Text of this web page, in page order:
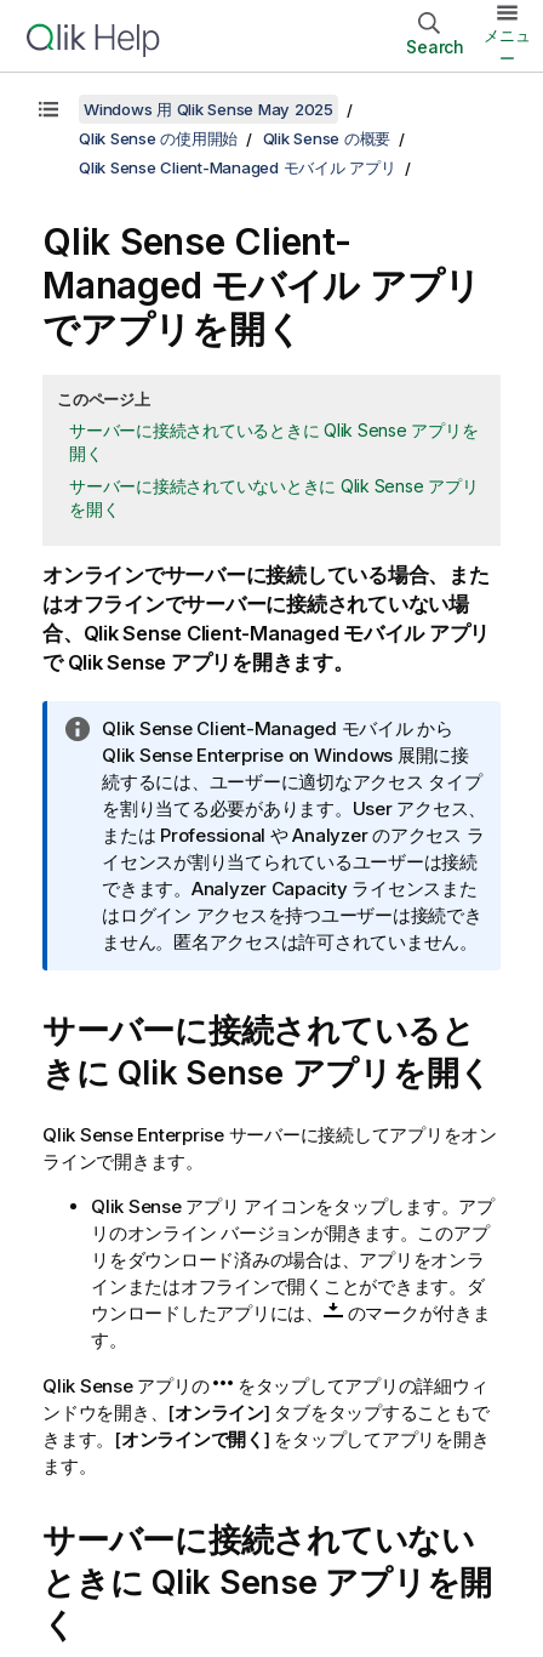
Search
メニュ
ー
Windows 用 Qlik Sense May 2025
Qlik Sense の使用開始
Qlik Sense の概要
Qlik Sense Client-Managed モバイル アプリ
Qlik Sense Client-
Managed モバイルアプリ
でアプリを開く
このページ上
サーバーに接続されているときに Qlik Sense アプリを
開く
サーバーに接続されていないときに Qlik Sense アプリ
を開く
オンラインでサーバーに接続している場合、また
はオフラインでサーバーに接続されていない場
合、 Qlik Sense Client-Managed モバイルアプリ
で Qlik Sense アプリを開きます。
情
報
メ
モ
Qlik Sense Client-Managed モバイルから
Qlik Sense Enterprise on Windows 展開に接
続するには、ユーザーに適切なアクセス タイプ
を割り当てる必要があります。User アクセス、
または Professional や Analyzer のアクセス ラ
イセンスが割り当てられているユーザーは接続
できます。Analyzer Capacity ライセンスまた
はログイン アクセスを持つユーザーは接続でき
ません。匿名アクセスは許可されていません。
サーバーに接続されていると
きに Qlik Sense アプリを開く
Qlik Sense Enterpriseサーバーに接続してアプリをオン
ラインで開きます。
Qlik Senseアプリ アイコンをタップします。アプ
リのオンライン バージョンが開きます。このアプ
リをダウンロード済みの場合は、アプリをオンラ
インまたはオフラインで開くことができます。ダ
ウンロードしたアプリには、
のマークが付きま
す。
Qlik Senseアプリの
をタップしてアプリの詳細ウィ
ンドウを開き、[オンライン] タブをタップすることもで
きます。[オンラインで開く ] をタップしてアプリを開き
ます。
サーバーに接続されていない
ときに Qlik Sense アプリを開
く